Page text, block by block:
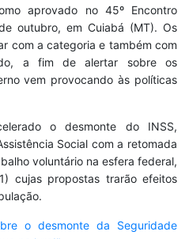
aprovado no 45º Encontro
outubro, em Cuiabá (MT). Os
com a categoria e também com
a fim de alertar sobre os
vem provocando às políticas
o desmonte do INSS,
Social com a retomada
voluntário na esfera federal,
cujas propostas trarão efeitos
o desmonte da Seguridade